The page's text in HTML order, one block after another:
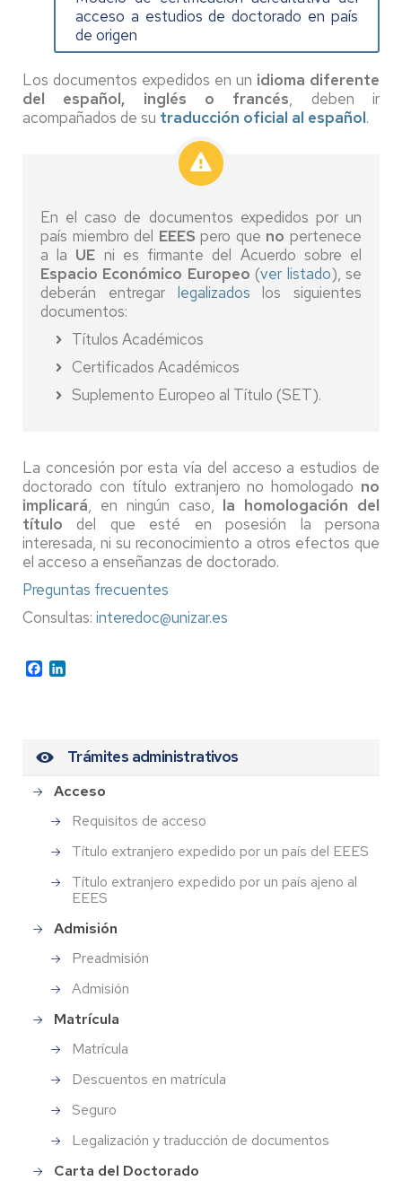
acceso a estudios de doctorado en país
de origen
Los documentos expedidos en un idioma diferente
del español, inglés o francés, deben ir
acompañados de su traducción oficial al español.
En el caso de documentos expedidos por un
país miembro del EEESpero que nopertenece
a la UE ni es firmante del Acuerdo sobre el
Espacio Económico Europeo (ver listado), se
deberán entregar legalizados los siguientes
documentos:
Títulos Académicos
Certificados Académicos
Suplemento Europeo al Título (SET).
La concesión por esta vía del acceso a estudios de
doctorado con título extranjero no homologado no
implicará, en ningún caso, la homologación del
título del que esté en posesión la persona
interesada, ni su reconocimiento a otros efectos que
el acceso a enseñanzas de doctorado.
Preguntas frecuentes
Consultas: interedoc@unizar.es
Facebook
Trámites administrativos
Acceso
Requisitos de acceso
Título extranjero expedido por un país del EEES
Título extranjero expedido por un país ajeno al
EEES
Admisión
Preadmisión
Admisión
Matrícula
Matrícula
Descuentos en matrícula
Seguro
Legalización y traducción de documentos
Carta del Doctorado